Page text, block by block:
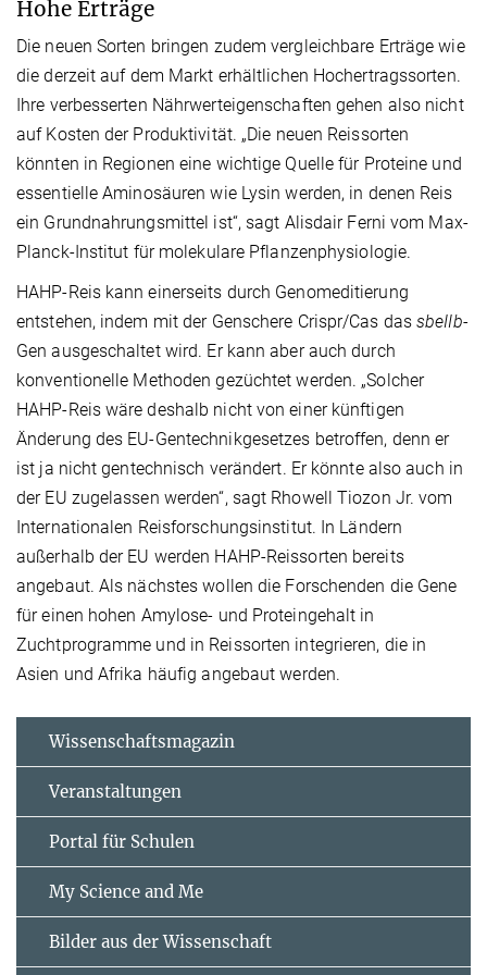
Hohe Erträge
Die neuen Sorten bringen zudem vergleichbare Erträge wie
die derzeit auf dem Markt erhältlichen Hochertragssorten.
Ihre verbesserten Nährwerteigenschaften gehen also nicht
auf Kosten der Produktivität. „Die neuen Reissorten
könnten in Regionen eine wichtige Quelle für Proteine und
essentielle Aminosäuren wie Lysin werden, in denen Reis
ein Grundnahrungsmittel ist“, sagt Alisdair Ferni vom Max-
Planck-Institut für molekulare Pflanzenphysiologie.
HAHP-Reis kann einerseits durch Genomeditierung
entstehen, indem mit der Genschere Crispr/Cas dassbeIIb-
Gen ausgeschaltet wird. Er kann aber auch durch
konventionelle Methoden gezüchtet werden. „Solcher
HAHP-Reis wäre deshalb nicht von einer künftigen
Änderung des EU-Gentechnikgesetzes betroffen, denn er
ist ja nicht gentechnisch verändert. Er könnte also auch in
der EU zugelassen werden“, sagt Rhowell Tiozon Jr. vom
Internationalen Reisforschungsinstitut. In Ländern
außerhalb der EU werden HAHP-Reissorten bereits
angebaut. Als nächstes wollen die Forschenden die Gene
für einen hohen Amylose- und Proteingehalt in
Zuchtprogramme und in Reissorten integrieren, die in
Asien und Afrika häufig angebaut werden.
Wissenschaftsmagazin
Veranstaltungen
Portal für Schulen
My Science and Me
Bilder aus der Wissenschaft